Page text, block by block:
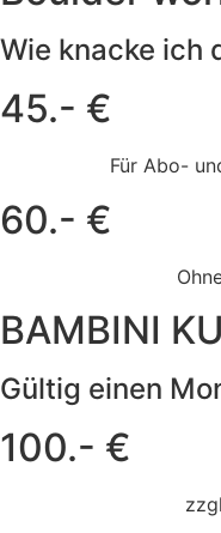
Wie knacke ich
45.- €
Für Abo-
60.- €
BAMBINI
Gültig einen
100.- €